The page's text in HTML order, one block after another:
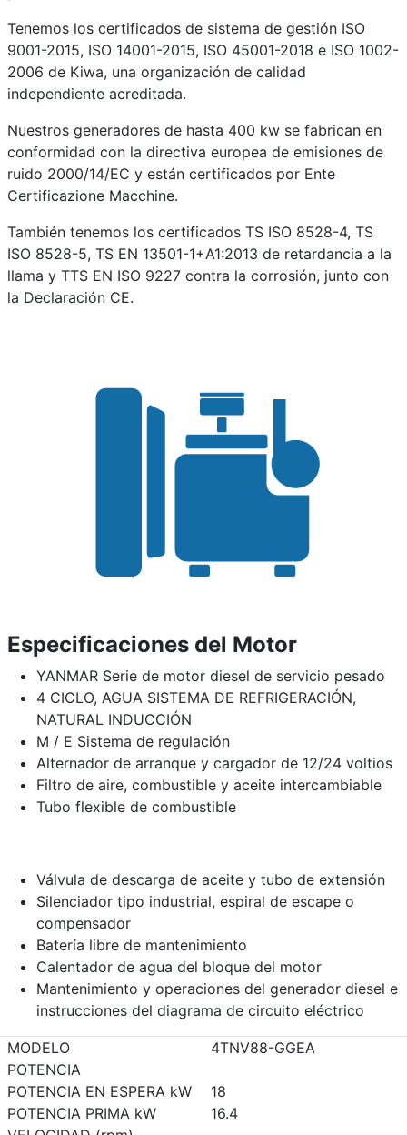
Tenemos los certificados de sistema de gestión ISO
9001-2015, ISO 14001-2015, ISO 45001-2018 e ISO 1002-
2006 de Kiwa, una organización de calidad
independiente acreditada.
Nuestros generadores de hasta 400 kw se fabrican en
conformidad con la directiva europea de emisiones de
ruido 2000/14/EC y están certificados por Ente
Certificazione Macchine.
También tenemos los certificados TS ISO 8528-4, TS
ISO 8528-5, TS EN 13501-1+A1:2013 de retardancia a la
llama y TTS EN ISO 9227 contra la corrosión, junto con
la Declaración CE.
Especificaciones del Motor
YANMAR Serie de motor diesel de servicio pesado
4 CICLO, AGUA SISTEMA DE REFRIGERACIÓN,
NATURAL INDUCCIÓN
M / E Sistema de regulación
Alternador de arranque y cargador de 12/24 voltios
Filtro de aire, combustible y aceite intercambiable
Tubo flexible de combustible
Válvula de descarga de aceite y tubo de extensión
Silenciador tipo industrial, espiral de escape o
compensador
Batería libre de mantenimiento
Calentador de agua del bloque del motor
Mantenimiento y operaciones del generador diesel e
instrucciones del diagrama de circuito eléctrico
MODELO
4TNV88-GGEA
POTENCIA
POTENCIA EN ESPERA kW
18
POTENCIA PRIMA kW
16.4